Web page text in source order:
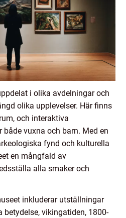
i olika avdelningar och
olika upplevelser. Här finns
och interaktiva
vuxna och barn. Med en
fynd och kulturella
en mångfald av
alla smaker och
inkluderar utställningar
vikingatiden, 1800-